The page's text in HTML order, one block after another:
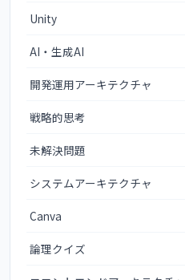
Unity
AI・生成AI
開発運用アーキテクチャ
戦略的思考
未解決問題
システムアーキテクチャ
Canva
論理クイズ